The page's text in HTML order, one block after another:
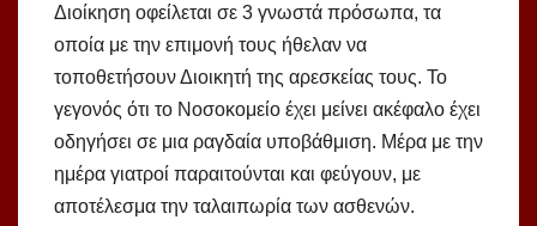
Διοίκηση οφείλεται σε 3 γνωστά πρόσωπα, τα
οποία με την επιμονή τους ήθελαν να
τοποθετήσουν Διοικητή της αρεσκείας τους. Το
γεγονός ότι το Νοσοκομείο έχει μείνει ακέφαλο έχει
οδηγήσει σε μια ραγδαία υποβάθμιση. Μέρα με την
ημέρα γιατροί παραιτούνται και φεύγουν, με
αποτέλεσμα την ταλαιπωρία των ασθενών.